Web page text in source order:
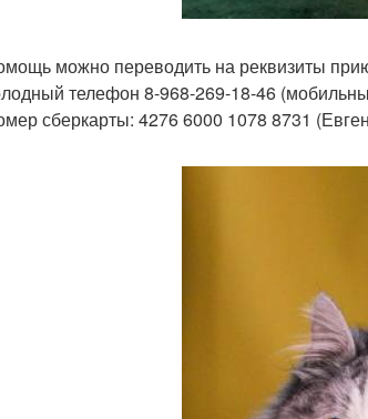
можно переводить на реквизиты
телефон 8-968-269-18-46
сберкарты: 4276 6000 1078 8731